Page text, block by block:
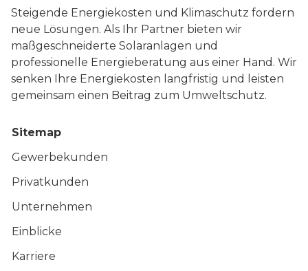
Steigende Energiekosten und Klimaschutz fordern
neue Lösungen. Als Ihr Partner bieten wir
maßgeschneiderte Solaranlagen und
professionelle Energieberatung aus einer Hand. Wir
senken Ihre Energiekosten langfristig und leisten
gemeinsam einen Beitrag zum Umweltschutz.
Sitemap
Gewerbekunden
Privatkunden
Unternehmen
Einblicke
Karriere